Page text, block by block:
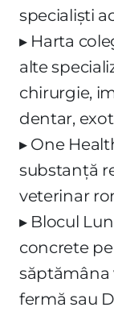
specialiști
▸ Harta
alte
chirurgie,
dentar,
▸ One
substanță
veterinar
▸ Blocul
concrete
săptămâna
fermă sau